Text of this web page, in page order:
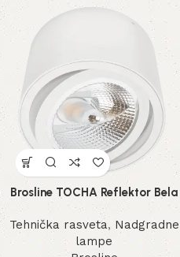
Brosline TOCHA Reflektor Bela
Tehnička rasveta, Nadgradne
lampe